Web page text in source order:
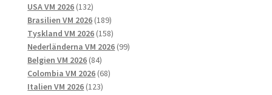
USA VM 2026 132132
produkter
Brasilien VM 2026 189189
produkter
Tyskland VM 2026 158158
produkter
Nederländerna VM 2026 9999
Belgien VM 2026 8484
produkter
Colombia VM 2026 6868
Italien VM 2026 123123